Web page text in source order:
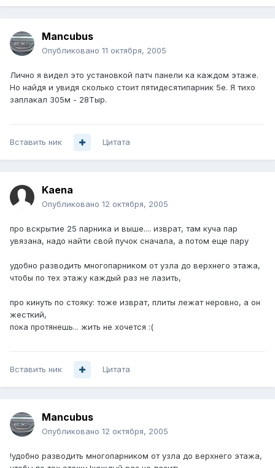
Mancubus
Опубликовано 11 октября, 2005
Лично я видел это установкой патч панели ка каждом этаже.
Но найдя и увидя сколько стоит пятидесятипарник 5е. Я тихо
заплакал 305м - 28Тыр.
Вставить ник Цитата
Kaena
Опубликовано 12 октября, 2005
про вскрытие 25 парника и выше.... изврат, там куча пар
увязана, надо найти свой пучок сначала, а потом еще пару
удобно разводить многопарником от узла до верхнего этажа,
чтобы по тех этажу каждый раз не лазить,
про кинуть по стояку: тоже изврат, плиты лежат неровно, а он
жесткий,
пока протянешь... жить не хочется :(
Вставить ник Цитата
Mancubus
Опубликовано 12 октября, 2005
!удобно разводить многопарником от узла до верхнего этажа,